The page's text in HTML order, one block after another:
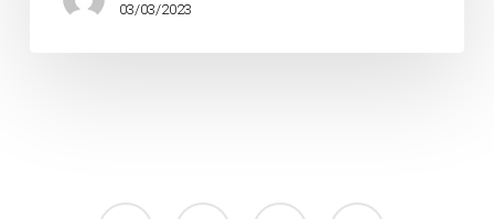
03/03/2023
facebook linkedin youtube instagram